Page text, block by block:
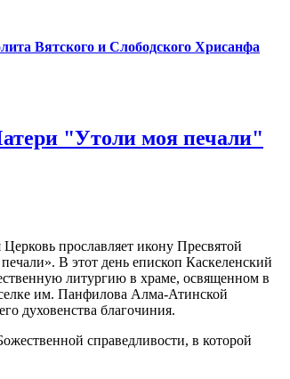
Вятского и Слободского Хрисанфа
"Утоли моя печали"
прославляет икону Пресвятой
В этот день епископ Каскеленский
литургию в храме, освященном в
им. Панфилова Алма-Атинской
духовенства благочиния.
справедливости, в которой